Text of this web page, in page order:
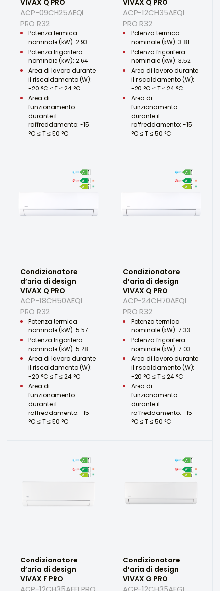
VIVAX Q PRO
ACP-09CH25AEQI
PRO R32
Potenza termica
nominale (kW): 2.93
Potenza frigorifera
nominale (kW): 2.64
Area di lavoro durante
il riscaldamento (W):
-20 °C ≤ T ≤ 24 °C
Area di
funzionamento
durante il
raffreddamento: -15
°C ≤ T ≤ 50 °C
VIVAX Q PRO
ACP-12CH35AEQI
PRO R32
Potenza termica
nominale (kW): 3.81
Potenza frigorifera
nominale (kW): 3.52
Area di lavoro durante
il riscaldamento (W):
-20 °C ≤ T ≤ 24 °C
Area di
funzionamento
durante il
raffreddamento: -15
°C ≤ T ≤ 50 °C
Condizionatore
d’aria di design
VIVAX Q PRO
ACP-18CH50AEQI
PRO R32
Potenza termica
nominale (kW): 5.57
Potenza frigorifera
nominale (kW): 5.28
Area di lavoro durante
il riscaldamento (W):
-20 °C ≤ T ≤ 24 °C
Area di
funzionamento
durante il
raffreddamento: -15
°C ≤ T ≤ 50 °C
Condizionatore
d’aria di design
VIVAX Q PRO
ACP-24CH70AEQI
PRO R32
Potenza termica
nominale (kW): 7.33
Potenza frigorifera
nominale (kW): 7.03
Area di lavoro durante
il riscaldamento (W):
-20 °C ≤ T ≤ 24 °C
Area di
funzionamento
durante il
raffreddamento: -15
°C ≤ T ≤ 50 °C
Condizionatore
d’aria di design
VIVAX F PRO
ACP-12CH35AEFI PRO
Condizionatore
d’aria di design
VIVAX G PRO
ACP-12CH35AEGI